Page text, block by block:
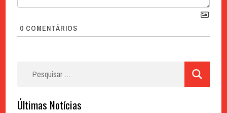
0 COMENTÁRIOS
Últimas Notícias